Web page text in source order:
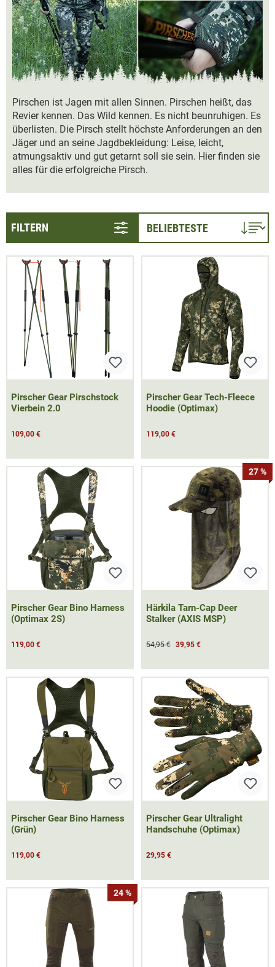
Pirschen ist Jagen mit allen Sinnen. Pirschen heißt, das
Revier kennen. Das Wild kennen. Es nicht beunruhigen. Es
überlisten. Die Pirsch stellt höchste Anforderungen an den
Jäger und an seine Jagdbekleidung: Leise, leicht,
atmungsaktiv und gut getarnt soll sie sein.⁠ Hier finden sie
alles für die erfolgreiche Pirsch.
FILTERN
Pirscher Gear Pirschstock
Vierbein 2.0
109,00 €
Pirscher Gear Tech-Fleece
Hoodie (Optimax)
119,00 €
Pirscher Gear Bino Harness
(Optimax 2S)
119,00 €
27 %
Härkila Tarn-Cap Deer
Stalker (AXIS MSP)
54,95 € 39,95 €
Pirscher Gear Bino Harness
(Grün)
119,00 €
Pirscher Gear Ultralight
Handschuhe (Optimax)
29,95 €
24 %